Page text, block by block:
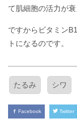
て肌細胞の活力が衰
ですからビタミン
トになるのです。
たるみ シワ
Facebook Twitter